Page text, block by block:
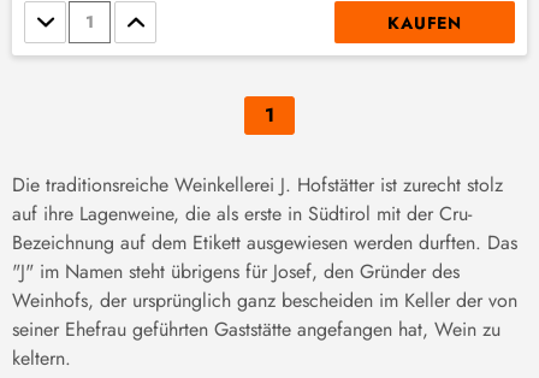
Stückzahl KAUFEN
1
Die traditionsreiche Weinkellerei J. Hofstätter ist zurecht stolz
auf ihre Lagenweine, die als erste in Südtirol mit der Cru-
Bezeichnung auf dem Etikett ausgewiesen werden durften. Das
"J" im Namen steht übrigens für Josef, den Gründer des
Weinhofs, der ursprünglich ganz bescheiden im Keller der von
seiner Ehefrau geführten Gaststätte angefangen hat, Wein zu
keltern.